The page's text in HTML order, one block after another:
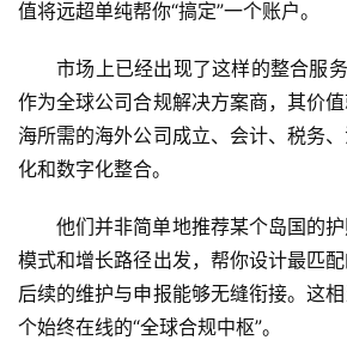
值将远超单纯帮你“搞定”一个账户。
市场上已经出现了这样的整合服务
作为全球公司合规解决方案商，其价
海所需的海外公司成立、会计、税务
化和数字化整合。
他们并非简单地推荐某个岛国的
模式和增长路径出发，帮你设计最匹
后续的维护与申报能够无缝衔接。这
个始终在线的“全球合规中枢”。